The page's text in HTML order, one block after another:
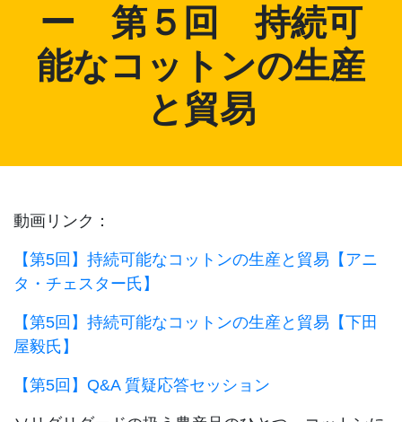
ー 第５回 持続可
能なコットンの生産
と貿易
動画リンク：
【第5回】持続可能なコットンの生産と貿易【アニ
タ・チェスター氏】
【第5回】持続可能なコットンの生産と貿易【下田
屋毅氏】
【第5回】Q&A 質疑応答セッション